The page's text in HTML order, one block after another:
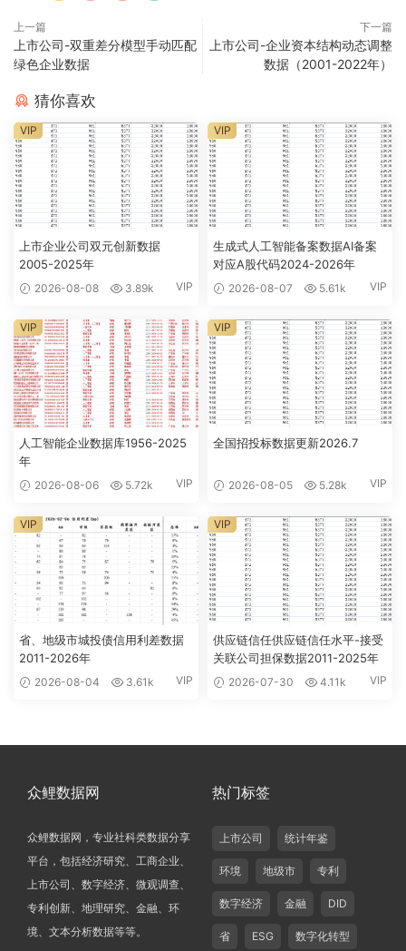
上一篇
上市公司-双重差分模型手动匹配
绿色企业数据
下一篇
上市公司-企业资本结构动态调整
数据（2001-2022年）
猜你喜欢
上市企业公司双元创新数据
2005-2025年
2026-08-08 3.89k VIP
VIP
生成式人工智能备案数据AI备案
对应A股代码2024-2026年
2026-08-07 5.61k VIP
VIP
人工智能企业数据库1956-2025
年
2026-08-06 5.72k VIP
VIP
全国招投标数据更新2026.7
2026-08-05 5.28k VIP
VIP
省、地级市城投债信用利差数据
2011-2026年
2026-08-04 3.61k VIP
VIP
供应链信任供应链信任水平-接受
关联公司担保数据2011-2025年
2026-07-30 4.11k VIP
VIP
众鲤数据网
众鲤数据网，专业社科类数据分享
平台，包括经济研究、工商企业、
上市公司、数字经济、微观调查、
专利创新、地理研究、金融、环
境、文本分析数据等等。
热门标签
上市公司 统计年鉴
环境 地级市 专利
数字经济 金融 DID
省 ESG 数字化转型